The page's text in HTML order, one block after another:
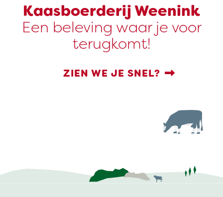
Kaasboerderij Weenink
Een beleving waar je voor
terugkomt!
ZIEN WE JE SNEL?